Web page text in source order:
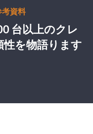
考資料
台以上のクレ
性を物語ります